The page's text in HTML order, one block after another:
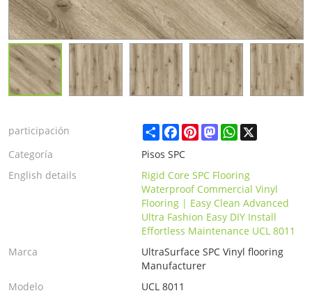
participación ShareFacebook
PinterestMastodonWhatsApp
X
Categoría
Pisos SPC
English details
Rigid Core SPC Flooring
Waterproof Commercial Vinyl
Flooring | Easy Clean Advanced
Ultra Fashion Easy DIY Install
Effortless Maintenance UCL 8011
Marca
UltraSurface SPC Vinyl flooring
Manufacturer
Modelo
UCL 8011